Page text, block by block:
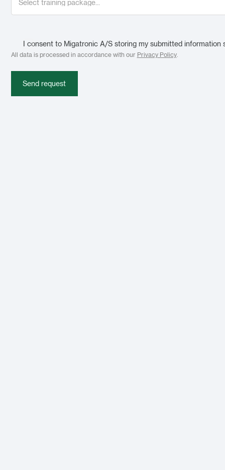
I consent to Migatronic A/S storing my submitted information
All data is processed in accordance with our Privacy Policy.
Send request